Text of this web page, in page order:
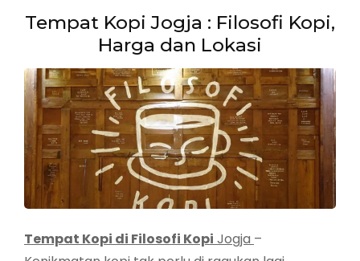
Tempat Kopi Jogja : Filosofi Kopi,
Harga dan Lokasi
Tempat Kopi di Filosofi Kopi Jogja –